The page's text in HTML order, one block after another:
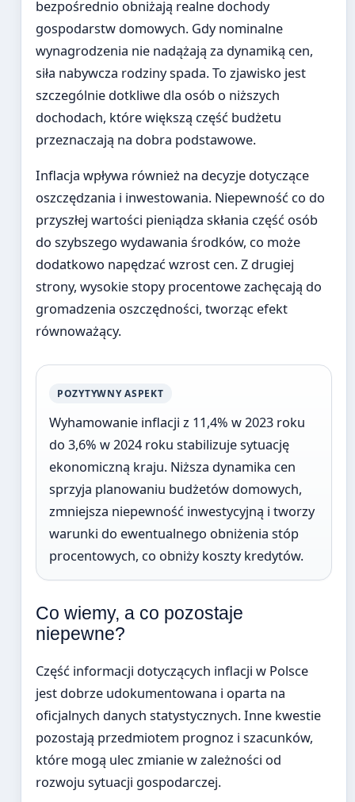
bezpośrednio obniżają realne dochody
gospodarstw domowych. Gdy nominalne
wynagrodzenia nie nadążają za dynamiką cen,
siła nabywcza rodziny spada. To zjawisko jest
szczególnie dotkliwe dla osób o niższych
dochodach, które większą część budżetu
przeznaczają na dobra podstawowe.
Inflacja wpływa również na decyzje dotyczące
oszczędzania i inwestowania. Niepewność co do
przyszłej wartości pieniądza skłania część osób
do szybszego wydawania środków, co może
dodatkowo napędzać wzrost cen. Z drugiej
strony, wysokie stopy procentowe zachęcają do
gromadzenia oszczędności, tworząc efekt
równoważący.
POZYTYWNY ASPEKT
Wyhamowanie inflacji z 11,4% w 2023 roku
do 3,6% w 2024 roku stabilizuje sytuację
ekonomiczną kraju. Niższa dynamika cen
sprzyja planowaniu budżetów domowych,
zmniejsza niepewność inwestycyjną i tworzy
warunki do ewentualnego obniżenia stóp
procentowych, co obniży koszty kredytów.
Co wiemy, a co pozostaje
niepewne?
Część informacji dotyczących inflacji w Polsce
jest dobrze udokumentowana i oparta na
oficjalnych danych statystycznych. Inne kwestie
pozostają przedmiotem prognoz i szacunków,
które mogą ulec zmianie w zależności od
rozwoju sytuacji gospodarczej.